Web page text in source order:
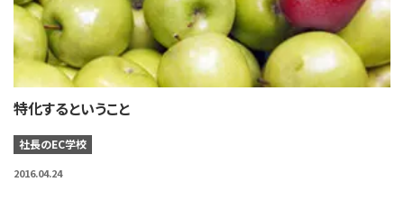
特化するということ
社長のEC学校
2016.04.24